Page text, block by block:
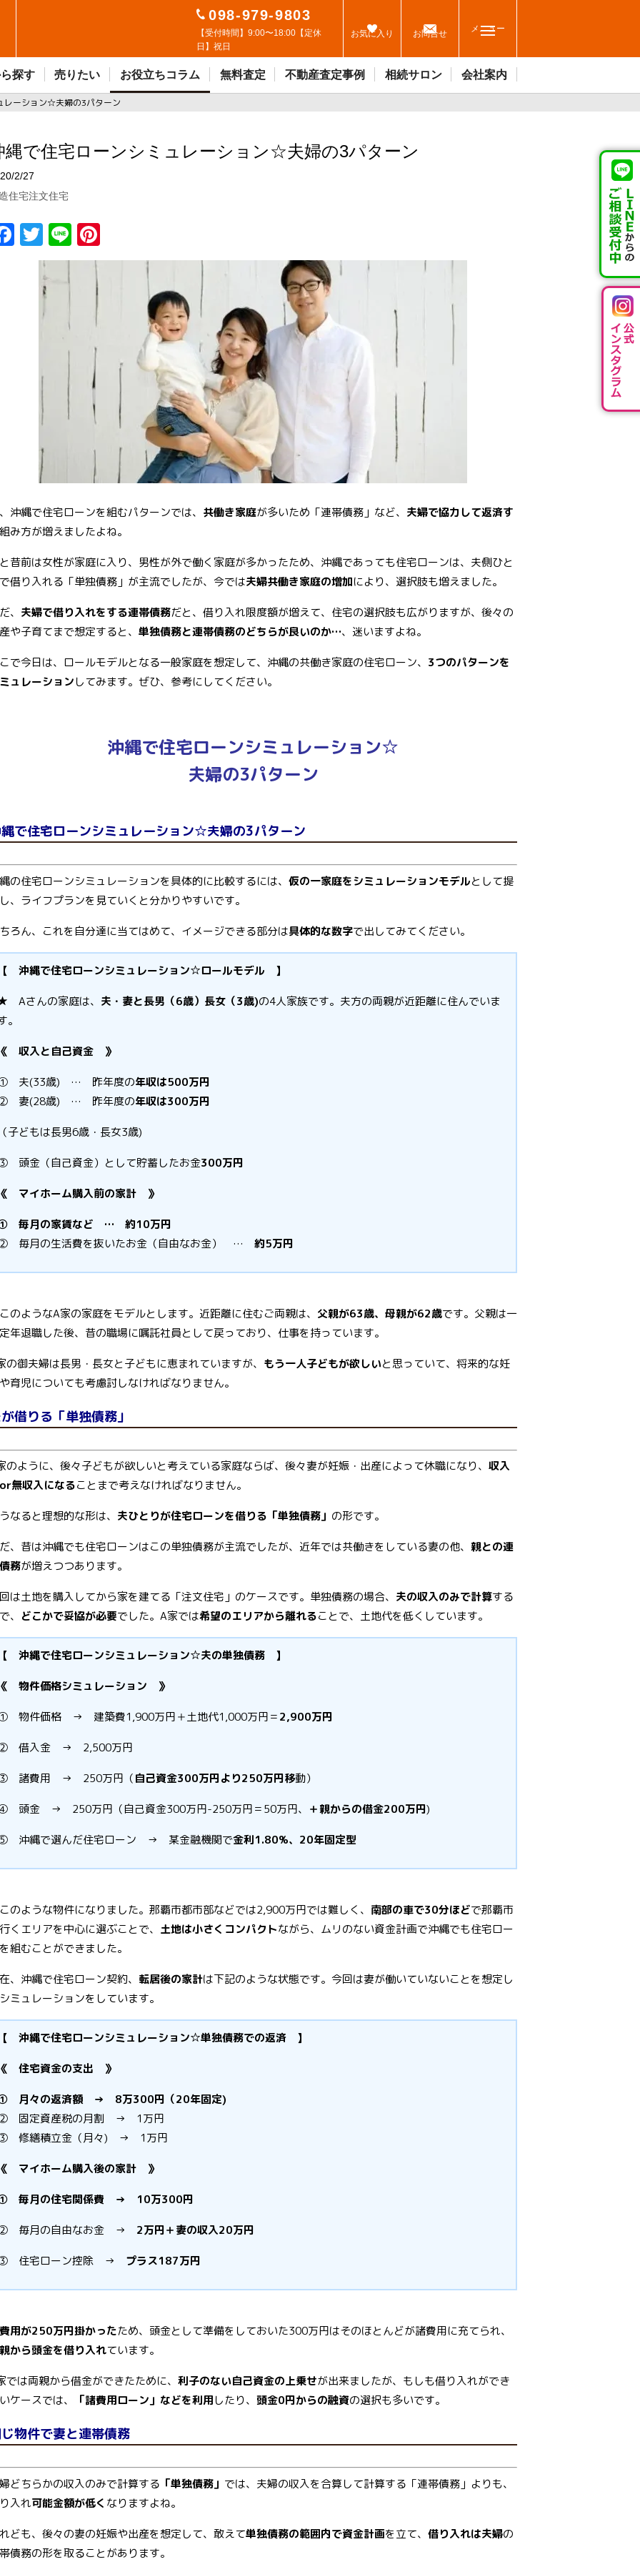
098-979-9803
【受付時間】9:00〜18:00【定休
日】祝日
お気に入り お問合せ メニュー
探す 売りたい お役立ちコラム 無料査定 不動産査定事例 相続サロン 会社案内
レーション☆夫婦の3パターン
縄で住宅ローンシミュレーション☆夫婦の3パターン
2/27
住宅注文住宅
F T
w
it
t
er
Li
n n
沖縄で住宅ローンを組むパターンでは、 共働き家庭が多いため「連帯債務」など、 夫婦で協力して返済す
組み方が増えましたよね。
昔前は女性が家庭に入り、男性が外で働く家庭が多かったため、沖縄であっても住宅ローンは、夫側ひと
借り入れる「単独債務」が主流でしたが、今では夫婦共働き家庭の増加により、選択肢も増えました。
、 夫婦で借り入れをする連帯債務だと、借り入れ限度額が増えて、住宅の選択肢も広がりますが、後々の
や子育てまで想定すると、 単独債務と連帯債務のどちらが良いのか…、迷いますよね。
で今日は、ロールモデルとなる一般家庭を想定して、沖縄の共働き家庭の住宅ローン、 3つのパターンを
ュレーションしてみます。ぜひ、参考にしてください。
沖縄で住宅ローンシミュレーション☆
夫婦の3パターン
で住宅ローンシミュレーション☆夫婦の3パターン
の住宅ローンシミュレーションを具体的に比較するには、 仮の一家庭をシミュレーションモデルとして提
、ライフプランを見ていくと分かりやすいです。
ろん、これを自分達に当てはめて、イメージできる部分は具体的な数字で出してみてください。
沖縄で住宅ローンシミュレーション☆ロールモデル 】
Aさんの家庭は、 夫・妻と長男（6歳）長女（3歳)の4人家族です。夫方の両親が近距離に住んでいま
。
収入と自己資金 》
夫(33歳) … 昨年度の年収は500万円
妻(28歳) … 昨年度の年収は300万円
子どもは長男6歳・長女3歳)
頭金（自己資金）として貯蓄したお金300万円
マイホーム購入前の家計 》
毎月の家賃など … 約10万円
毎月の生活費を抜いたお金（自由なお金） … 約5万円
のようなA家の家庭をモデルとします。近距離に住むご両親は、 父親が63歳、母親が62歳です。父親は一
年退職した後、昔の職場に嘱託社員として戻っており、仕事を持っています。
の御夫婦は長男・長女と子どもに恵まれていますが、 もう一人子どもが欲しいと思っていて、将来的な妊
育児についても考慮討しなければなりません。
借りる「単独債務」
のように、後々子どもが欲しいと考えている家庭ならば、後々妻が妊娠・出産によって休職になり、 収入
無収入になることまで考えなければなりません。
なると理想的な形は、 夫ひとりが住宅ローンを借りる「単独債務」 の形です。
、昔は沖縄でも住宅ローンはこの単独債務が主流でしたが、近年では共働きをしている妻の他、 親との連
務が増えつつあります。
は土地を購入してから家を建てる「注文住宅」のケースです。単独債務の場合、 夫の収入のみで計算する
、 どこかで妥協が必要でした。A家では希望のエリアから離れることで、土地代を低くしています。
沖縄で住宅ローンシミュレーション☆夫の単独債務 】
物件価格シミュレーション 》
物件価格 → 建築費1,900万円＋土地代1,000万円＝2,900万円
借入金 → 2,500万円
諸費用 → 250万円（自己資金300万円より250万円移動）
頭金 → 250万円（自己資金300万円-250万円＝50万円、 ＋親からの借金200万円)
沖縄で選んだ住宅ローン → 某金融機関で金利1.80%、20年固定型
のような物件になりました。那覇市都市部などでは2,900万円では難しく、 南部の車で30分ほどで那覇市
くエリアを中心に選ぶことで、 土地は小さくコンパクトながら、ムリのない資金計画で沖縄でも住宅ロー
組むことができました。
、沖縄で住宅ローン契約、 転居後の家計は下記のような状態です。今回は妻が働いていないことを想定し
ミュレーションをしています。
沖縄で住宅ローンシミュレーション☆単独債務での返済 】
住宅資金の支出 》
月々の返済額 → 8万300円（20年固定)
固定資産税の月割 → 1万円
修繕積立金（月々) → 1万円
マイホーム購入後の家計 》
毎月の住宅関係費 → 10万300円
毎月の自由なお金 → 2万円＋妻の収入20万円
住宅ローン控除 → プラス187万円
用が250万円掛かったため、頭金として準備をしておいた300万円はそのほとんどが諸費用に充てられ、
から頭金を借り入れています。
では両親から借金ができたために、 利子のない自己資金の上乗せが出来ましたが、もしも借り入れができ
ケースでは、
「諸費用ローン」などを利用したり、 頭金0円からの融資の選択も多いです。
物件で妻と連帯債務
どちらかの収入のみで計算する 「単独債務」 では、夫婦の収入を合算して計算する「連帯債務」よりも、
入れ可能金額が低く なりますよね。
ども、後々の妻の妊娠や出産を想定して、敢えて単独債務の範囲内で資金計画を立て、 借り入れは夫婦の
債務の形を取ることがあります。